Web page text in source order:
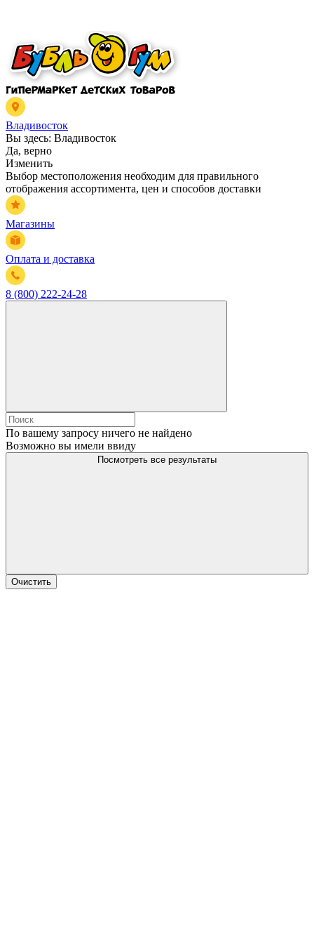
Владивосток
Вы здесь: Владивосток
Да, верно
Изменить
Выбор местоположения необходим для правильного
отображения ассортимента, цен и способов доставки
Магазины
Оплата и доставка
8 (800) 222-24-28
По вашему запросу ничего не найдено
Возможно вы имели ввиду
Посмотреть все результаты
Очистить